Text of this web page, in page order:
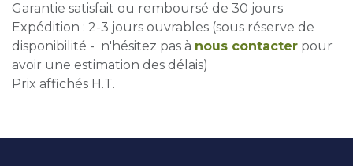
Garantie satisfait ou remboursé de 30 jours
Expédition : 2-3 jours ouvrables (sous réserve de
disponibilité - n'hésitez pas à nous contacter pour
avoir une estimation des délais)
Prix affichés H.T.